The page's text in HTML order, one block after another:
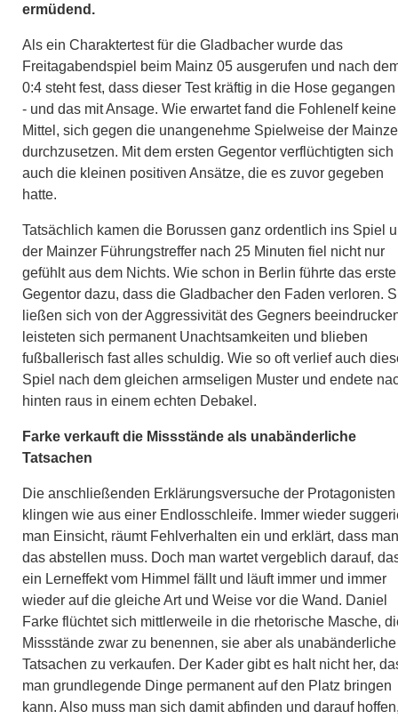
ermüdend.
Als ein Charaktertest für die Gladbacher wurde das
Freitagabendspiel beim Mainz 05 ausgerufen und nach
0:4 steht fest, dass dieser Test kräftig in die Hose gegangen
- und das mit Ansage. Wie erwartet fand die Fohlenelf keine
Mittel, sich gegen die unangenehme Spielweise der
durchzusetzen. Mit dem ersten Gegentor verflüchtigten sich
auch die kleinen positiven Ansätze, die es zuvor gegeben
hatte.
Tatsächlich kamen die Borussen ganz ordentlich ins Spiel
der Mainzer Führungstreffer nach 25 Minuten fiel nicht nur
gefühlt aus dem Nichts. Wie schon in Berlin führte das erste
Gegentor dazu, dass die Gladbacher den Faden verloren.
ließen sich von der Aggressivität des Gegners
leisteten sich permanent Unachtsamkeiten und blieben
fußballerisch fast alles schuldig. Wie so oft verlief auch
Spiel nach dem gleichen armseligen Muster und endete
hinten raus in einem echten Debakel.
Farke verkauft die Missstände als unabänderliche
Tatsachen
Die anschließenden Erklärungsversuche der Protagonisten
klingen wie aus einer Endlosschleife. Immer wieder
man Einsicht, räumt Fehlverhalten ein und erklärt, dass man
das abstellen muss. Doch man wartet vergeblich darauf,
ein Lerneffekt vom Himmel fällt und läuft immer und immer
wieder auf die gleiche Art und Weise vor die Wand. Daniel
Farke flüchtet sich mittlerweile in die rhetorische Masche,
Missstände zwar zu benennen, sie aber als unabänderliche
Tatsachen zu verkaufen. Der Kader gibt es halt nicht her,
man grundlegende Dinge permanent auf den Platz bringen
kann. Also muss man sich damit abfinden und darauf